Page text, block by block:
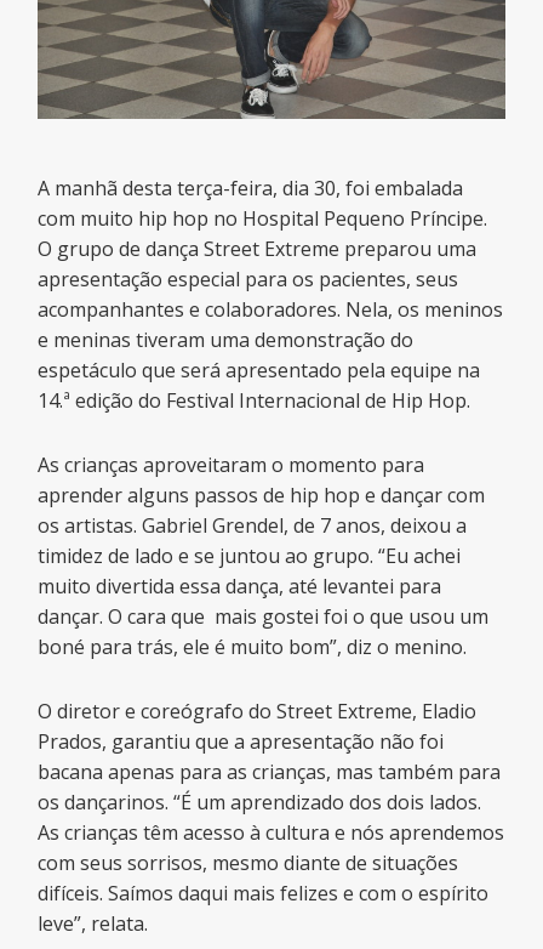
A manhã desta terça-feira, dia 30, foi embalada
com muito hip hop no Hospital Pequeno Príncipe.
O grupo de dança Street Extreme preparou uma
apresentação especial para os pacientes, seus
acompanhantes e colaboradores. Nela, os meninos
e meninas tiveram uma demonstração do
espetáculo que será apresentado pela equipe na
14.ª edição do Festival Internacional de Hip Hop.
As crianças aproveitaram o momento para
aprender alguns passos de hip hop e dançar com
os artistas. Gabriel Grendel, de 7 anos, deixou a
timidez de lado e se juntou ao grupo. “Eu achei
muito divertida essa dança, até levantei para
dançar. O cara que mais gostei foi o que usou um
boné para trás, ele é muito bom”, diz o menino.
O diretor e coreógrafo do Street Extreme, Eladio
Prados, garantiu que a apresentação não foi
bacana apenas para as crianças, mas também para
os dançarinos. “É um aprendizado dos dois lados.
As crianças têm acesso à cultura e nós aprendemos
com seus sorrisos, mesmo diante de situações
difíceis. Saímos daqui mais felizes e com o espírito
leve”, relata.